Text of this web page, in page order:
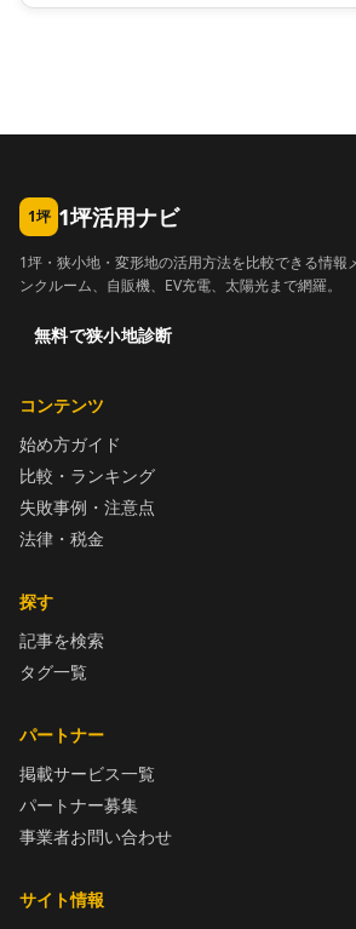
1坪 1坪活用ナビ
1坪・狭小地・変形地の活用方法を比較できる情報
ンクルーム、自販機、EV充電、太陽光まで網羅。
無料で狭小地診断
コンテンツ
始め方ガイド
比較・ランキング
失敗事例・注意点
法律・税金
探す
記事を検索
タグ一覧
パートナー
掲載サービス一覧
パートナー募集
事業者お問い合わせ
サイト情報